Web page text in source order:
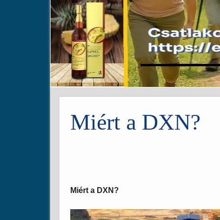
Miért a DXN?
Miért a DXN?